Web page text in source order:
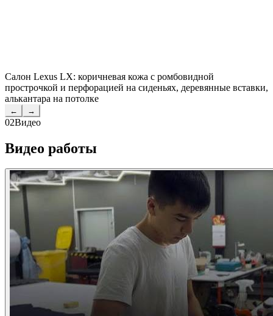
Салон Lexus LX: коричневая кожа с ромбовидной
прострочкой и перфорацией на сиденьях, деревянные вставки,
алькантара на потолке
← →
02Видео
Видео работы